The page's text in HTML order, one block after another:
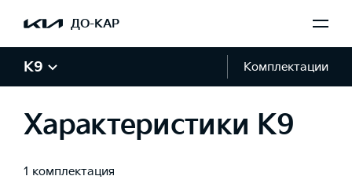
ДО-КАР
K9 Комплектации
Характеристики K9
1 комплектация
Задняя передача, Главная передача)
3.665 / 2.396 /
1.000 / 0.826 /